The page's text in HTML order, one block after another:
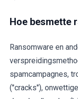
Hoe besmette
Ransomware en
spamcampagnes,
("cracks"),